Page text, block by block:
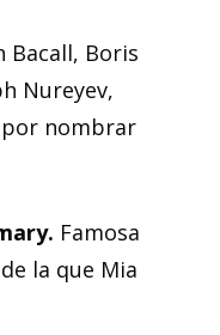
Bacall, Boris
Nureyev,
por nombrar
Famosa
la que Mia